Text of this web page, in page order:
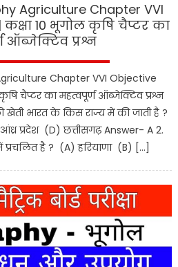
Agriculture Chapter VVI
10 भूगोल कृषि चैप्टर का
ऑब्जेक्टिव प्रश्न
Chapter VVI Objective
चैप्टर का महत्वपूर्ण ऑब्जेक्टिव प्रश्न
भारत के किस राज्य में की जाती है ?
प्रदेश (D) छत्तीसगढ़ Answer- A 2.
प्रचलित है ? (A) हरियाणा (B) […]